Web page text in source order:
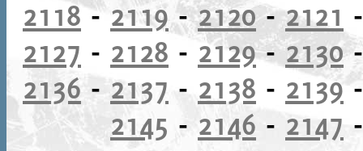
2118- 2119-2120-2121
2127 - 2128 - 2129-2130
2136 -2137 - 2138 - 2139
2145 - 2146 - 2147